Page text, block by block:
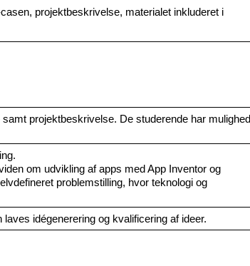
projektbeskrivelse, materialet inkluderet i
projektbeskrivelse. De studerende har mulighed
om udvikling af apps med App Inventor og
problemstilling, hvor teknologi og
idégenerering og kvalificering af ideer.